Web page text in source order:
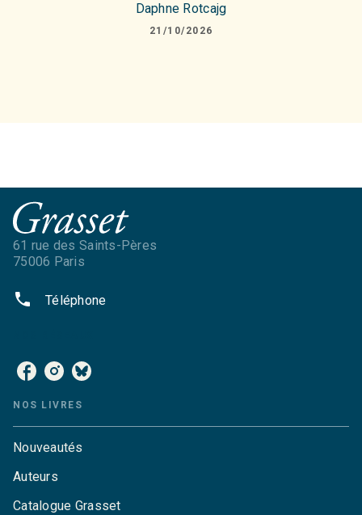
Daphne Rotcajg
21/10/2026
61 rue des Saints-Pères
75006 Paris
phone Téléphone
NOS LIVRES
Nouveautés
Auteurs
Catalogue Grasset